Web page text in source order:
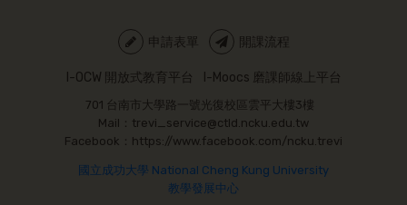
申請表單 開課流程
I-OCW 開放式教育平台 I-Moocs 磨課師線上平台
701 台南市大學路一號光復校區雲平大樓3樓
Mail：trevi_service@ctld.ncku.edu.tw
Facebook：https://www.facebook.com/ncku.trevi
國立成功大學 National Cheng Kung University
教學發展中心